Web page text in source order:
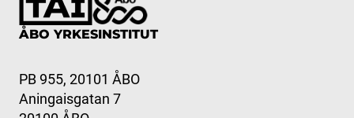
ÅBO YRKESINSTITUT
PB 955, 20101 ÅBO
Aningaisgatan 7